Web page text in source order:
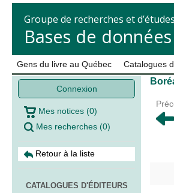
Groupe de recherches et
Bases de
Gens du livre au Québec Catalogues
Connexion
Mes notices (0)
Mes recherches (0)
Retour à la liste
CATALOGUES D'ÉDITEURS